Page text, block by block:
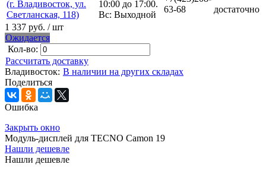
(г. Владивосток, ул.
Светланская, 118)
10:00 до 17:00.
Вс: Выходной
63-68
достаточно
1 337 руб. / шт
Ожидается
Кол-во:
Рассчитать доставку
Владивосток: В наличии на других складах
Поделиться
Ошибка
Закрыть окно
Модуль-дисплей для TECNO Camon 19
Нашли дешевле
Нашли дешевле